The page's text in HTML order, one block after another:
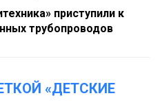
приступили к
трубопроводов
«ДЕТСКИЕ